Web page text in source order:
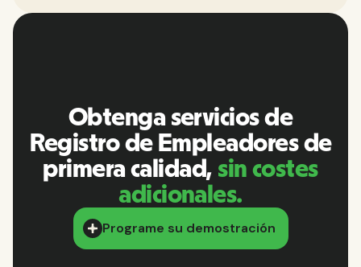
Obtenga servicios de
Registro de Empleadores de
primera calidad, sin costes
adicionales.
Programe su demostración